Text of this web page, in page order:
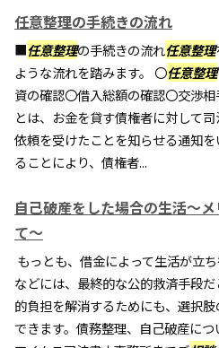
任意整理の手続きの流れ
■任意整理の手続きの流れ任意整理
ような流れを踏みます。 〇任意整理
資の確認〇借入総額の確認〇交渉
とは、お金を貸す債権者に対して
依頼を受けたことを知らせる通知
ることにより、債権者...
自己破産をした場合の生活～
て～
もっとも、借金によって生活が立
などには、最終的な公的救済手段
的負担を解消するためにも、選択
できます。債務整理、自己破産に